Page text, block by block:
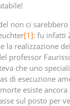
non ci
[1]: fu infatti
la realizzazione del
professor
che uno
di esecuzione
esiste ancora
sul posto per